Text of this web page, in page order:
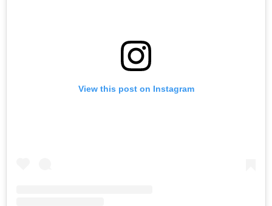
View this post on Instagram